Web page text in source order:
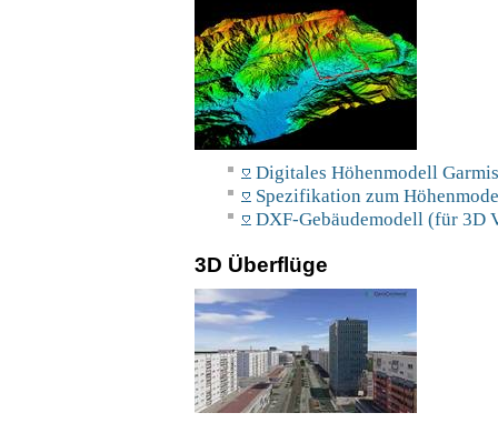
Digitales Höhenmodell
Spezifikation zum
DXF-Gebäudemodell (für 3D
3D Überflüge